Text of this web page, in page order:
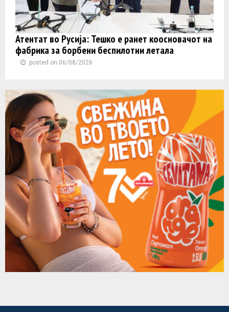
Атентат во Русија: Тешко е ранет коосновачот на
фабрика за борбени беспилотни летала
posted on 06/08/2026